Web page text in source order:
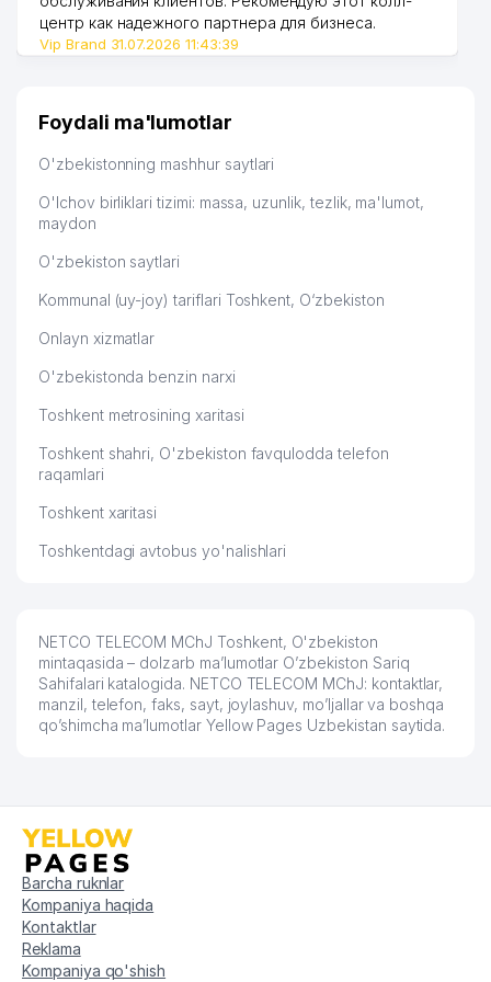
46
MANSUROV YAKKA TARTIBDAGI
ELChINONASI
FRANTSIYA RESPUBLIKASI
49
O'ZBEKISTON RESPUBLIKASI
EKOLOGIYANI VA TABIATNI
MUHOFAZA QILISH DAVLAT
QO'MITASI
50 DAV MChJ
центр как надежного партнера для бизнеса.
Vip Brand 31.07.2026 11:43:39
Foydali ma'lumotlar
O'zbekistonning mashhur saytlari
O'lchov birliklari tizimi: massa, uzunlik, tezlik, ma'lumot,
maydon
O'zbekiston saytlari
Kommunal (uy-joy) tariflari Toshkent, O‘zbekiston
Onlayn xizmatlar
O'zbekistonda benzin narxi
Toshkent metrosining xaritasi
Toshkent shahri, O'zbekiston favqulodda telefon
raqamlari
Toshkent xaritasi
Toshkentdagi avtobus yo'nalishlari
NETCO TELECOM MChJ Toshkent, O'zbekiston
mintaqasida – dolzarb ma’lumotlar O’zbekiston Sariq
Sahifalari katalogida. NETCO TELECOM MChJ: kontaktlar,
manzil, telefon, faks, sayt, joylashuv, mo’ljallar va boshqa
qo’shimcha ma’lumotlar Yellow Pages Uzbekistan saytida.
Barcha ruknlar
Kompaniya haqida
Kontaktlar
Reklama
Kompaniya qo'shish